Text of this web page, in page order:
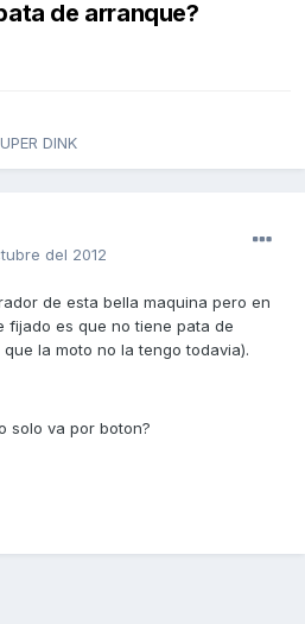
de arranque?
DINK
del 2012
de esta bella maquina pero en
fijado es que no tiene pata de
la moto no la tengo todavia).
solo va por boton?